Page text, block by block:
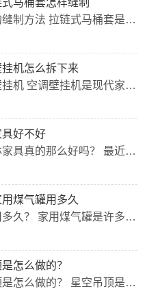
拉链式马桶套的缝制方法 拉链式马桶套是现代家庭卫生间中不可或缺的一种卫生用品，它能够有效地避免马桶表面受到污垢的侵蚀，从而保持马桶的干净卫生。如果你想亲手缝制一条拉链式马桶套，那么本文将为你介绍相关的方法。 所需材料 布料：选择适合家庭卫生间使用的材料，如纯棉布、涤纶布、亚麻布等 拉链：长度与马桶大小相适应的拉链 绸带：用于制作绑带，长度应能够充分围绕马桶底部 缝纫机：用于缝制布料 尺子、剪刀、针线等缝纫工具 缝制步骤 1.测量尺寸 使用尺子测量马桶盖...
机怎么拆下来
如何拆卸空调壁挂机 空调壁挂机是现代家庭中最常见的一种空调类型，但是在进行日常清理和维护的时候，很多人会遇到如何拆卸空调壁挂机的问题。下面就让我们一起来了解一下拆卸空调壁挂机的具体步骤。 步骤一：关闭电源和控制板 在拆卸空调壁挂机之前，首先要关闭电源和控制板。需要注意的是，只有在完全停止电源之后，才能拆卸空调壁挂机。 步骤二：拆卸面板 接下来，需要拆卸空调壁挂机的面板。通常情况下，面板是固定在空调壁挂机上的。拆卸面板时需要注意，不要使用过于锋利的工具，以免...
好不好
大神解析：雅林家具真的那么好吗？ 最近，很多人都在讨论雅林家具的质量和口碑。据一些家具买家反映，他们在购买家具时经常会优先考虑雅林家具。但是，这些家具到底有多好呢？让我们听听大神怎么说。 雅林家具的品质如何？ 首先，我们需要了解雅林家具的生产工艺和质量控制。根据业内人士介绍，雅林家具采用了严格的质量管理标准，从进货、生产、组装到检验都有专门的质检人员把关，确保每件家具的品质都能够达到最高标准。 此外，雅林家具也注重产品的环保性和健康性，所有的原材料都是经过...
煤气罐用多久
家用煤气罐能用多久？ 家用煤气罐是许多家庭使用的一种燃气设备，它通常用于烹饪、取暖等方面，但是家用煤气罐能使用多久呢？这个问题并不好回答，因为它取决于许多因素，比如使用频率、煤气罐的容量、煤气的使用效率、气体压力等等。 一般来说，家用煤气罐的寿命是有限的，需要定期更换。在使用过程中，如果发现煤气罐有漏气、锈蚀、变形等问题，就需要及时更换或维修。此外，还需要注意煤气罐的存放环境，避免阳光直射、高温、潮湿等条件。 关于家用煤气罐能用多久这个问题，我们可以从以下...
怎么做的？
这样的星空吊顶是怎么做的？ 星空吊顶是一种能够营造出浪漫、温馨氛围的家居装饰品，它能够将一片虚无的天空搬到你的房间之中，让你感觉亲近自然的魅力。那么，这样的星空吊顶是怎么做的呢？ 1. 准备材料 星空吊顶的制作材料主要包括： 漆黑的墙壁 透明的亚克力板 LED灯带 胶水、铅笔、刀具等工具 2. 制作过程 制作步骤如下： 使用铅笔在墙壁上勾勒出星空图案，可参考互联网上的图片。 将亚克力板按照勾勒出的图案进行切割，注意大小和形状的...